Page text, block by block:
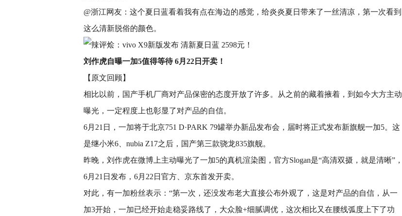
@浙江网友：这个夏日蓝看着我有点在海边的感觉，给炎炎夏日带来了一丝清凉，第一次看到
这么清新脱俗的颜色。
刘作虎自曝一加5值得等待 6月22日开卖！
【原文回顾】
相比以前，国产手机厂商对产品保密的态度开放了许多。从之前的藏着掖着，到如今大方主动
曝光，一定程度上也彰显了对产品的自信。
6月21日，一加将于北京751 D·PARK 79罐举办新品发布会，届时将正式发布新旗舰一加5。这
是继小米6、nubia Z17之后，国产第三款骁龙835旗舰。
昨晚，刘作虎在微博上主动曝光了一加5的真机渲染图，官方Slogan是“高清双摄，就是清晰”，
6月21日发布，6月22日官方、京东首发开卖。
对此，有一加粉丝表示：“第一次，还没发布老大直接公布外观了，这是对产品的自信，从一
加3开始，一加已经开始走稳妥路线了，大众脸+细腻调优，这次相比又在腰线弧度上下了功